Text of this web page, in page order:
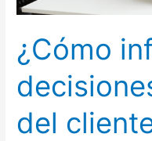
¿Cómo
del
clave